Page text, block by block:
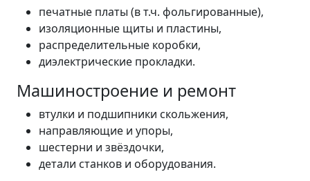
печатные платы (в т.ч. фольгированные),
изоляционные щиты и пластины,
распределительные коробки,
диэлектрические прокладки.
Машиностроение и ремонт
втулки и подшипники скольжения,
направляющие и упоры,
шестерни и звёздочки,
детали станков и оборудования.